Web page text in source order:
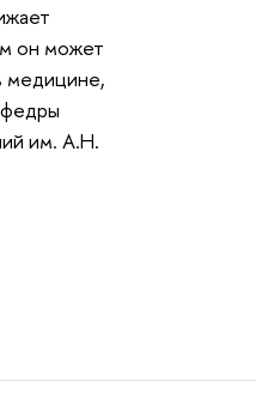
он может
медицине,
им. А.Н.